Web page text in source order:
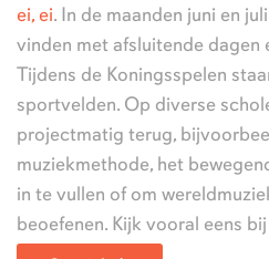
ei, ei. In de maanden juni en
vinden met afsluitende dagen
Tijdens de Koningsspelen
sportvelden. Op diverse
projectmatig terug,
muziekmethode, het
in te vullen of om
beoefenen. Kijk vooral eens